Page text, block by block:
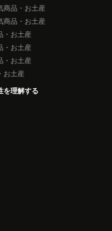
商品・お土産
商品・お土産
・お土産
・お土産
・お土産
お土産
を理解する